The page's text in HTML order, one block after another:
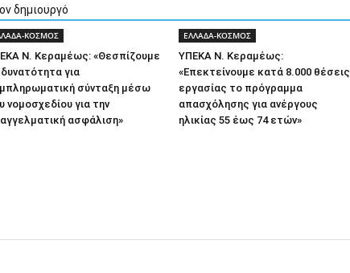
δημιουργό
ΚΟΣΜΟΣ
Ν. Κεραμέως: «Θεσπίζουμε
για
σύνταξη μέσω
νομοσχεδίου για την
ασφάλιση»
ΕΛΛΑΔΑ-ΚΟΣΜΟΣ
ΥΠΕΚΑ Ν. Κεραμέως:
«Επεκτείνουμε κατά 8.000 θέσεις
εργασίας το πρόγραμμα
απασχόλησης για ανέργους
ηλικίας 55 έως 74 ετών»